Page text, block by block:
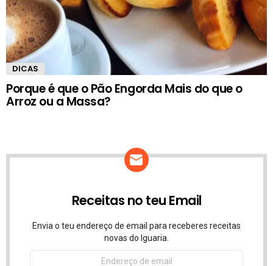
DICAS
Porque é que o Pão Engorda Mais do que o
Arroz ou a Massa?
Receitas no teu Email
Envia o teu endereço de email para receberes receitas
novas do Iguaria.
Endereço